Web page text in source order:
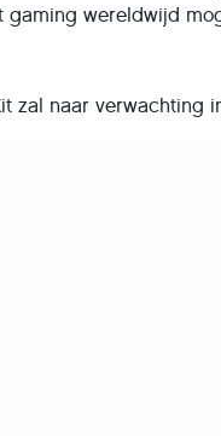
gaming wereldwijd
zal naar verwachting